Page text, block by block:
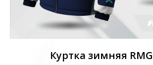
Куртка зимняя RMG